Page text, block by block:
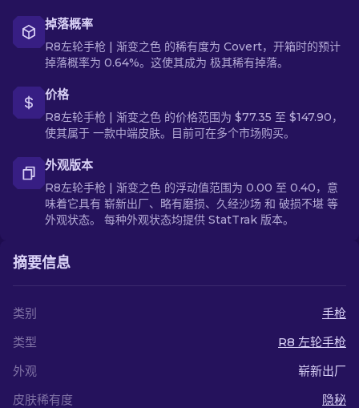
掉落概率
R8左轮手枪 | 渐变之色 的稀有度为 Covert，开箱时的预计
掉落概率为 0.64%。这使其成为 极其稀有掉落。
价格
R8左轮手枪 | 渐变之色 的价格范围为 $77.35 至 $147.90，
使其属于 一款中端皮肤。目前可在多个市场购买。
外观版本
R8左轮手枪 | 渐变之色 的浮动值范围为 0.00 至 0.40，意
味着它具有 崭新出厂、略有磨损、久经沙场 和 破损不堪 等
外观状态。 每种外观状态均提供 StatTrak 版本。
摘要信息
类别
手枪
类型
R8 左轮手枪
外观
崭新出厂
皮肤稀有度
隐秘